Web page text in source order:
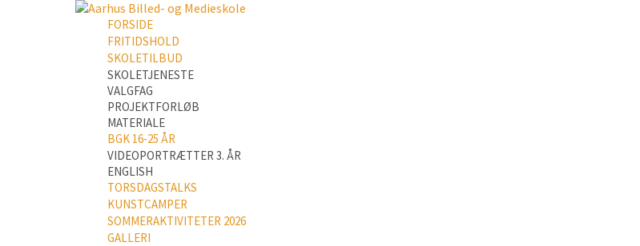
FORSIDE
FRITIDSHOLD
SKOLETILBUD
SKOLETJENESTE
VALGFAG
PROJEKTFORLØB
MATERIALE
BGK 16-25 ÅR
VIDEOPORTRÆTTER 3. ÅR
ENGLISH
TORSDAGSTALKS
KUNSTCAMPER
SOMMERAKTIVITETER 2026
GALLERI